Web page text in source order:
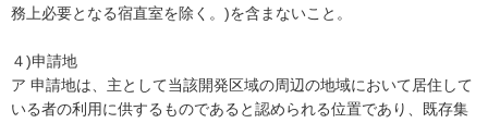
務上必要となる宿直室を除く。)を含まないこと。
４)申請地
ア 申請地は、主として当該開発区域の周辺の地域において居住して
いる者の利用に供するものであると認められる位置であり、既存集